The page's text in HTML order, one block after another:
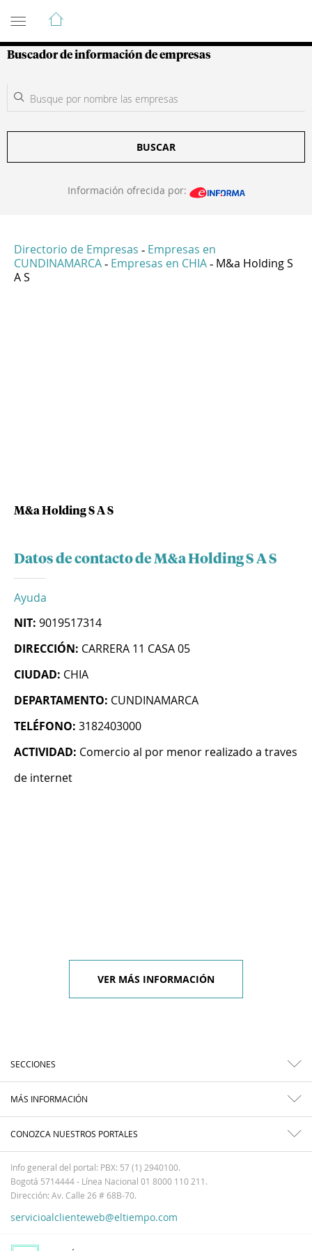
Guía de Empresas Colombianas
Buscador de información de empresas
BUSCAR
Información ofrecida por:
Directorio de Empresas - Empresas en
CUNDINAMARCA - Empresas en CHIA - M&a Holding S
A S
M&a Holding S A S
Datos de contacto de M&a Holding S A S
Ayuda
NIT: 9019517314
DIRECCIÓN: CARRERA 11 CASA 05
CIUDAD: CHIA
DEPARTAMENTO: CUNDINAMARCA
TELÉFONO: 3182403000
ACTIVIDAD: Comercio al por menor realizado a traves
de internet
VER MÁS INFORMACIÓN
SECCIONES
MÁS INFORMACIÓN
CONOZCA NUESTROS PORTALES
Info general del portal: PBX: 57 (1) 2940100.
Bogotá 5714444 - Línea Nacional 01 8000 110 211.
Dirección: Av. Calle 26 # 68B-70.
servicioalclienteweb@eltiempo.com